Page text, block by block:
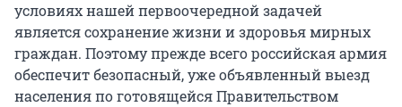
условиях нашей первоочередной задачей
является сохранение жизни и здоровья мирных
граждан. Поэтому прежде всего российская армия
обеспечит безопасный, уже объявленный выезд
населения по готовящейся Правительством